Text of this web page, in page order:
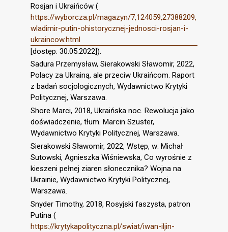
Rosjan i Ukraińców (
https://wyborcza.pl/magazyn/7,124059,27388209,
wladimir-putin-ohistorycznej-jednosci-rosjan-i-
ukraincow.html
[dostęp: 30.05.2022]).
Sadura Przemysław, Sierakowski Sławomir, 2022,
Polacy za Ukrainą, ale przeciw Ukraińcom. Raport
z badań socjologicznych, Wydawnictwo Krytyki
Politycznej, Warszawa.
Shore Marci, 2018, Ukraińska noc. Rewolucja jako
doświadczenie, tłum. Marcin Szuster,
Wydawnictwo Krytyki Politycznej, Warszawa.
Sierakowski Sławomir, 2022, Wstęp, w: Michał
Sutowski, Agnieszka Wiśniewska, Co wyrośnie z
kieszeni pełnej ziaren słonecznika? Wojna na
Ukrainie, Wydawnictwo Krytyki Politycznej,
Warszawa.
Snyder Timothy, 2018, Rosyjski faszysta, patron
Putina (
https://krytykapolityczna.pl/swiat/iwan-iljin-